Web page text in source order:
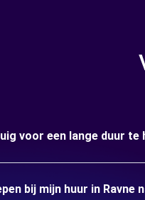
voor een lange duur te
bij mijn huur in Ravne